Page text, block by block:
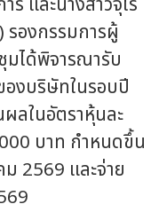
รองกรรมการผู้
มได้พิจารณารับ
องบริษัทในรอบปี
ลในอัตราหุ้นละ
บาท กำหนดขึ้น
2569 และจ่าย